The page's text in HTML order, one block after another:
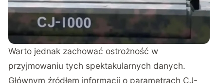
Warto jednak zachować ostrożność w
przyjmowaniu tych spektakularnych danych.
Głównym źródłem informacji o parametrach CJ-